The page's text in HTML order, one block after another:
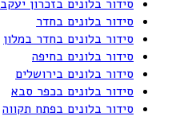
סידור בלונים בזכרון יעקב
סידור בלונים בחדר
סידור בלונים בחדר במלון
סידור בלונים בחיפה
סידור בלונים בירושלים
סידור בלונים בכפר סבא
סידור בלונים בפתח תקווה